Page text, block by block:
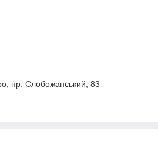
пр. Слобожанський, 83